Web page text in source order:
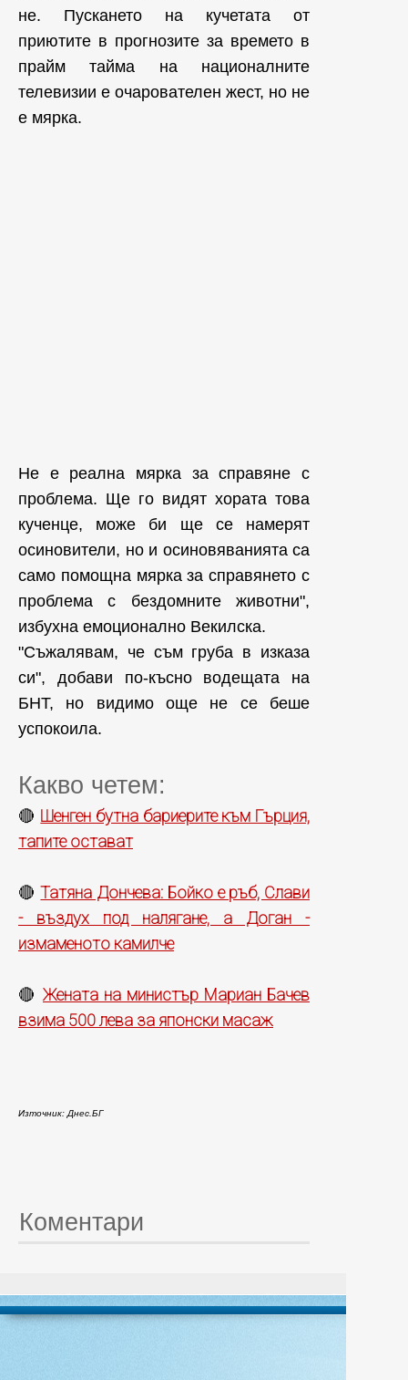
не. Пускането на кучетата от
приютите в прогнозите за времето в
прайм тайма на националните
телевизии е очарователен жест, но не
е мярка.
Не е реална мярка за справяне с
проблема. Ще го видят хората това
кученце, може би ще се намерят
осиновители, но и осиновяванията са
само помощна мярка за справянето с
проблема с бездомните животни",
избухна емоционално Векилска.
"Съжалявам, че съм груба в изказа
си", добави по-късно водещата на
БНТ, но видимо още не се беше
успокоила.
Какво четем:
🔴 Шенген бутна бариерите към Гърция,
тапите остават
🔴Татяна Дончева: Бойко е ръб, Слави
- въздух под налягане, а Доган -
измаменото камилче
🔴 Жената на министър Мариан Бачев
взима 500 лева за японски масаж
Източник: Днес.БГ
Коментари